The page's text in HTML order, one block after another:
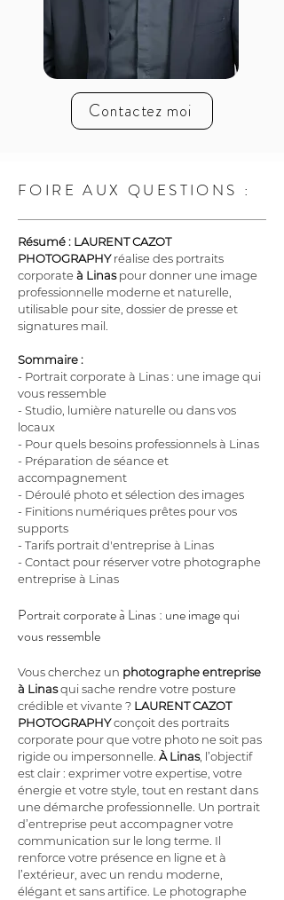
Contactez moi
FOIRE AUX QUESTIONS :
Résumé : LAURENT CAZOT
PHOTOGRAPHY réalise des portraits
corporate à Linas pour donner une image
professionnelle moderne et naturelle,
utilisable pour site, dossier de presse et
signatures mail.
Sommaire :
- Portrait corporate à Linas : une image qui
vous ressemble
- Studio, lumière naturelle ou dans vos
locaux
- Pour quels besoins professionnels à Linas
- Préparation de séance et
accompagnement
- Déroulé photo et sélection des images
- Finitions numériques prêtes pour vos
supports
- Tarifs portrait d'entreprise à Linas
- Contact pour réserver votre photographe
entreprise à Linas
Portrait corporate à Linas : une image qui
vous ressemble
Vous cherchez un photographe entreprise
à Linas qui sache rendre votre posture
crédible et vivante ? LAURENT CAZOT
PHOTOGRAPHY conçoit des portraits
corporate pour que votre photo ne soit pas
rigide ou impersonnelle. À Linas, l’objectif
est clair : exprimer votre expertise, votre
énergie et votre style, tout en restant dans
une démarche professionnelle. Un portrait
d’entreprise peut accompagner votre
communication sur le long terme. Il
renforce votre présence en ligne et à
l’extérieur, avec un rendu moderne,
élégant et sans artifice. Le photographe